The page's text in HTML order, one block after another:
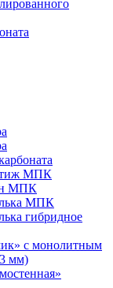
МПК
МПК
МПК
гибридное
с монолитным
мм)